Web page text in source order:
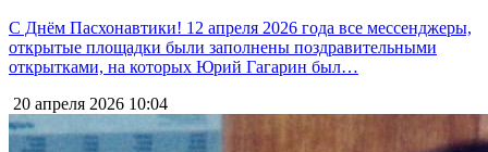
С Днём Пасхонавтики! 12 апреля 2026 года все мессенджеры,
открытые площадки были заполнены поздравительными
открытками, на которых Юрий Гагарин был…
20 апреля 2026 10:04